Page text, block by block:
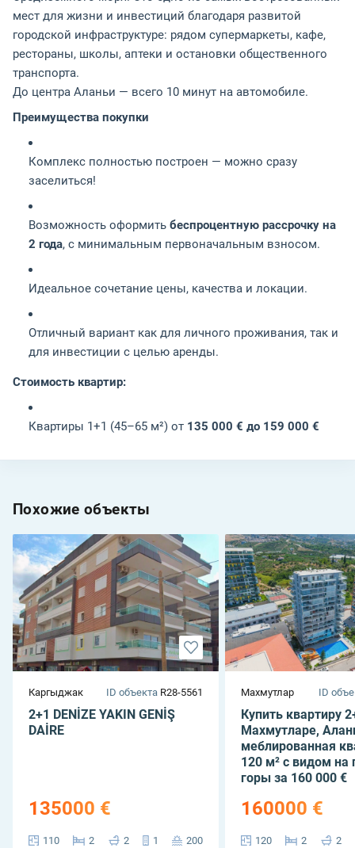
мест для жизни и инвестиций благодаря развитой
городской инфраструктуре: рядом супермаркеты, кафе,
рестораны, школы, аптеки и остановки общественного
транспорта.
До центра Аланьи — всего 10 минут на автомобиле.
Преимущества покупки
Комплекс полностью построен — можно сразу
заселиться!
Возможность оформить беспроцентную рассрочку на
2 года, с минимальным первоначальным взносом.
Идеальное сочетание цены, качества и локации.
Отличный вариант как для личного проживания, так и
для инвестиции с целью аренды.
Стоимость квартир:
Квартиры 1+1 (45–65 м²) от 135 000 € до 159 000 €
Похожие объекты
Каргыджак ID объекта R28-5561
2+1 DENİZE YAKIN GENİŞ
DAİRE
135000 €
110 2 2 1 200
Махмутлар ID
Купить квартиру
Махмутларе,
меблированная
120 м² с видом на
горы за 160 000 €
160000 €
120 2 2